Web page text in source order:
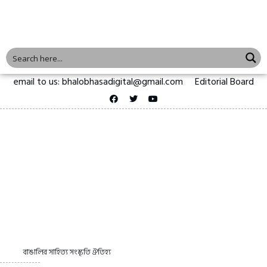
email to us: bhalobhasadigital@gmail.com Editorial Board
বাঙালির সাহিত্য সংস্কৃতি ঐতিহ্য